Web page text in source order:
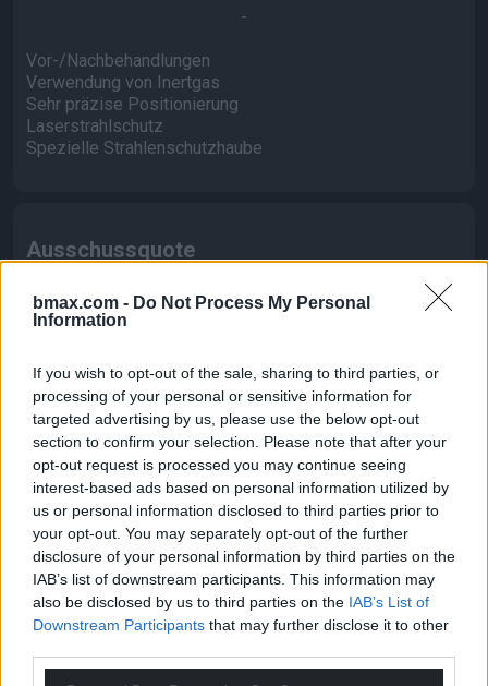
bmax.com - Do Not Process My Personal
Information
If you wish to opt-out of the sale, sharing to third parties, or
processing of your personal or sensitive information for
targeted advertising by us, please use the below opt-out
section to confirm your selection. Please note that after your
opt-out request is processed you may continue seeing
interest-based ads based on personal information utilized by
us or personal information disclosed to third parties prior to
your opt-out. You may separately opt-out of the further
disclosure of your personal information by third parties on the
IAB’s list of downstream participants. This information may
also be disclosed by us to third parties on the IAB’s List of
Downstream Participants that may further disclose it to other
-
Vor-/Nachbehandlungen
Verwendung von Inertgas
Sehr präzise Positionierung
Laserstrahlschutz
Spezielle Strahlenschutzhaube
Ausschussquote
<0.1%
Energieverbrauch
< 6kW
>60% höherer Verbrauch
Verbrauchsmaterialien